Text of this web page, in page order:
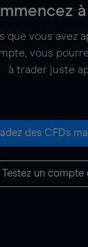
que vous avez
vous
à trader juste
des CFDs
Testez un compte